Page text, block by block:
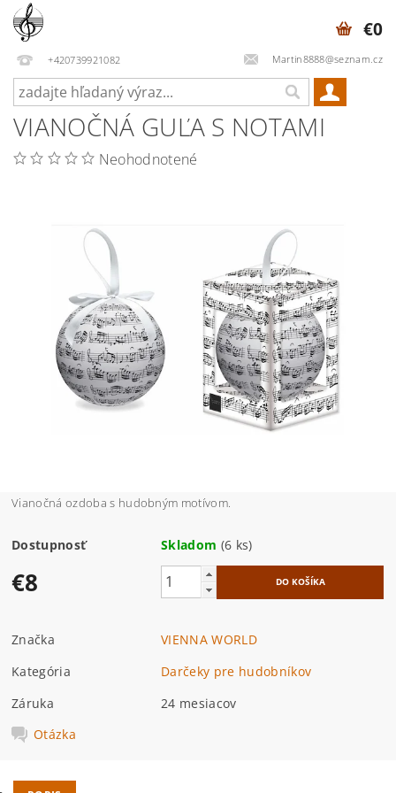
+420739921082 Martin8888@seznam.cz
€0
VIANOČNÁ GUĽA S NOTAMI
Neohodnotené
Vianočná ozdoba s hudobným motívom.
Dostupnosť Skladom (6 ks)
€8
Značka
VIENNA WORLD
Kategória
Darčeky pre hudobníkov
Záruka
24 mesiacov
Otázka